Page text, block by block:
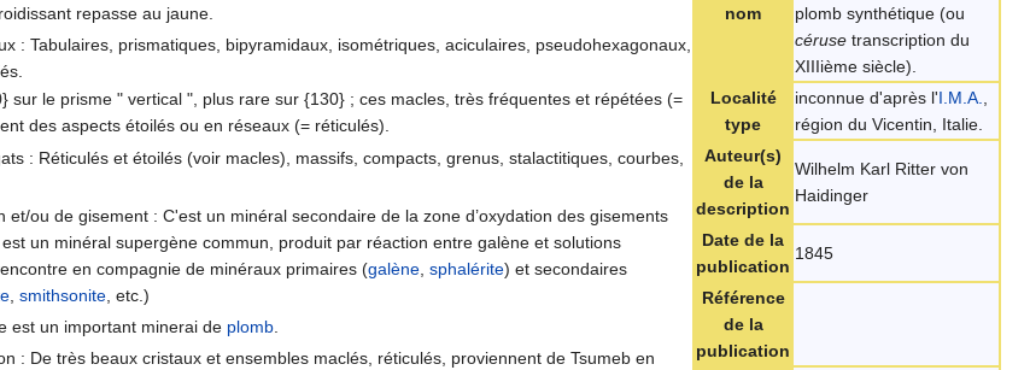
nom
plomb synthétique (ou
céruse transcription du
XIIIième siècle).
Localité
type
inconnue d'après l'I.M.A.
région du Vicentin, Italie.
Auteur(s)
de la
description
Wilhelm Karl Ritter von
Haidinger
Date de la
publication
1845
Référence
de la
publication
repasse au jaune.
: Tabulaires, prismatiques, bipyramidaux, isométriques, aciculaires, pseudohexagonaux,
sur le prisme " vertical ", plus rare sur {130} ; ces macles, très fréquentes et répétées (=
des aspects étoilés ou en réseaux (= réticulés).
: Réticulés et étoilés (voir macles), massifs, compacts, grenus, stalactitiques, courbes,
et/ou de gisement : C'est un minéral secondaire de la zone d’oxydation des gisements
un minéral supergène commun, produit par réaction entre galène et solutions
en compagnie de minéraux primaires (galène ,sphalérite) et secondaires
,smithsonite , etc.)
est un important minerai de plomb
: De très beaux cristaux et ensembles maclés, réticulés, proviennent de Tsumeb en